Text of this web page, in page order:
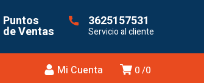
Puntos
de Ventas
3625157531
Servicio al cliente
0 0
Mi Cuenta